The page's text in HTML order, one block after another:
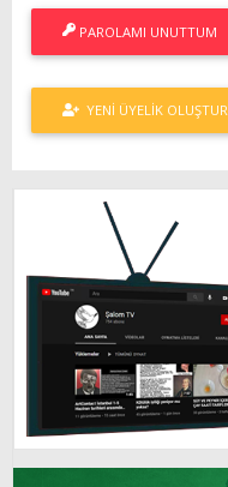
PAROLAMI UNUTTUM
YENI ÜYELIK OLUŞTUR